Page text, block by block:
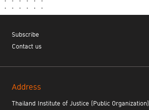
Subscribe
Contact us
Address
Thailand Institute of Justice (Public Organization)